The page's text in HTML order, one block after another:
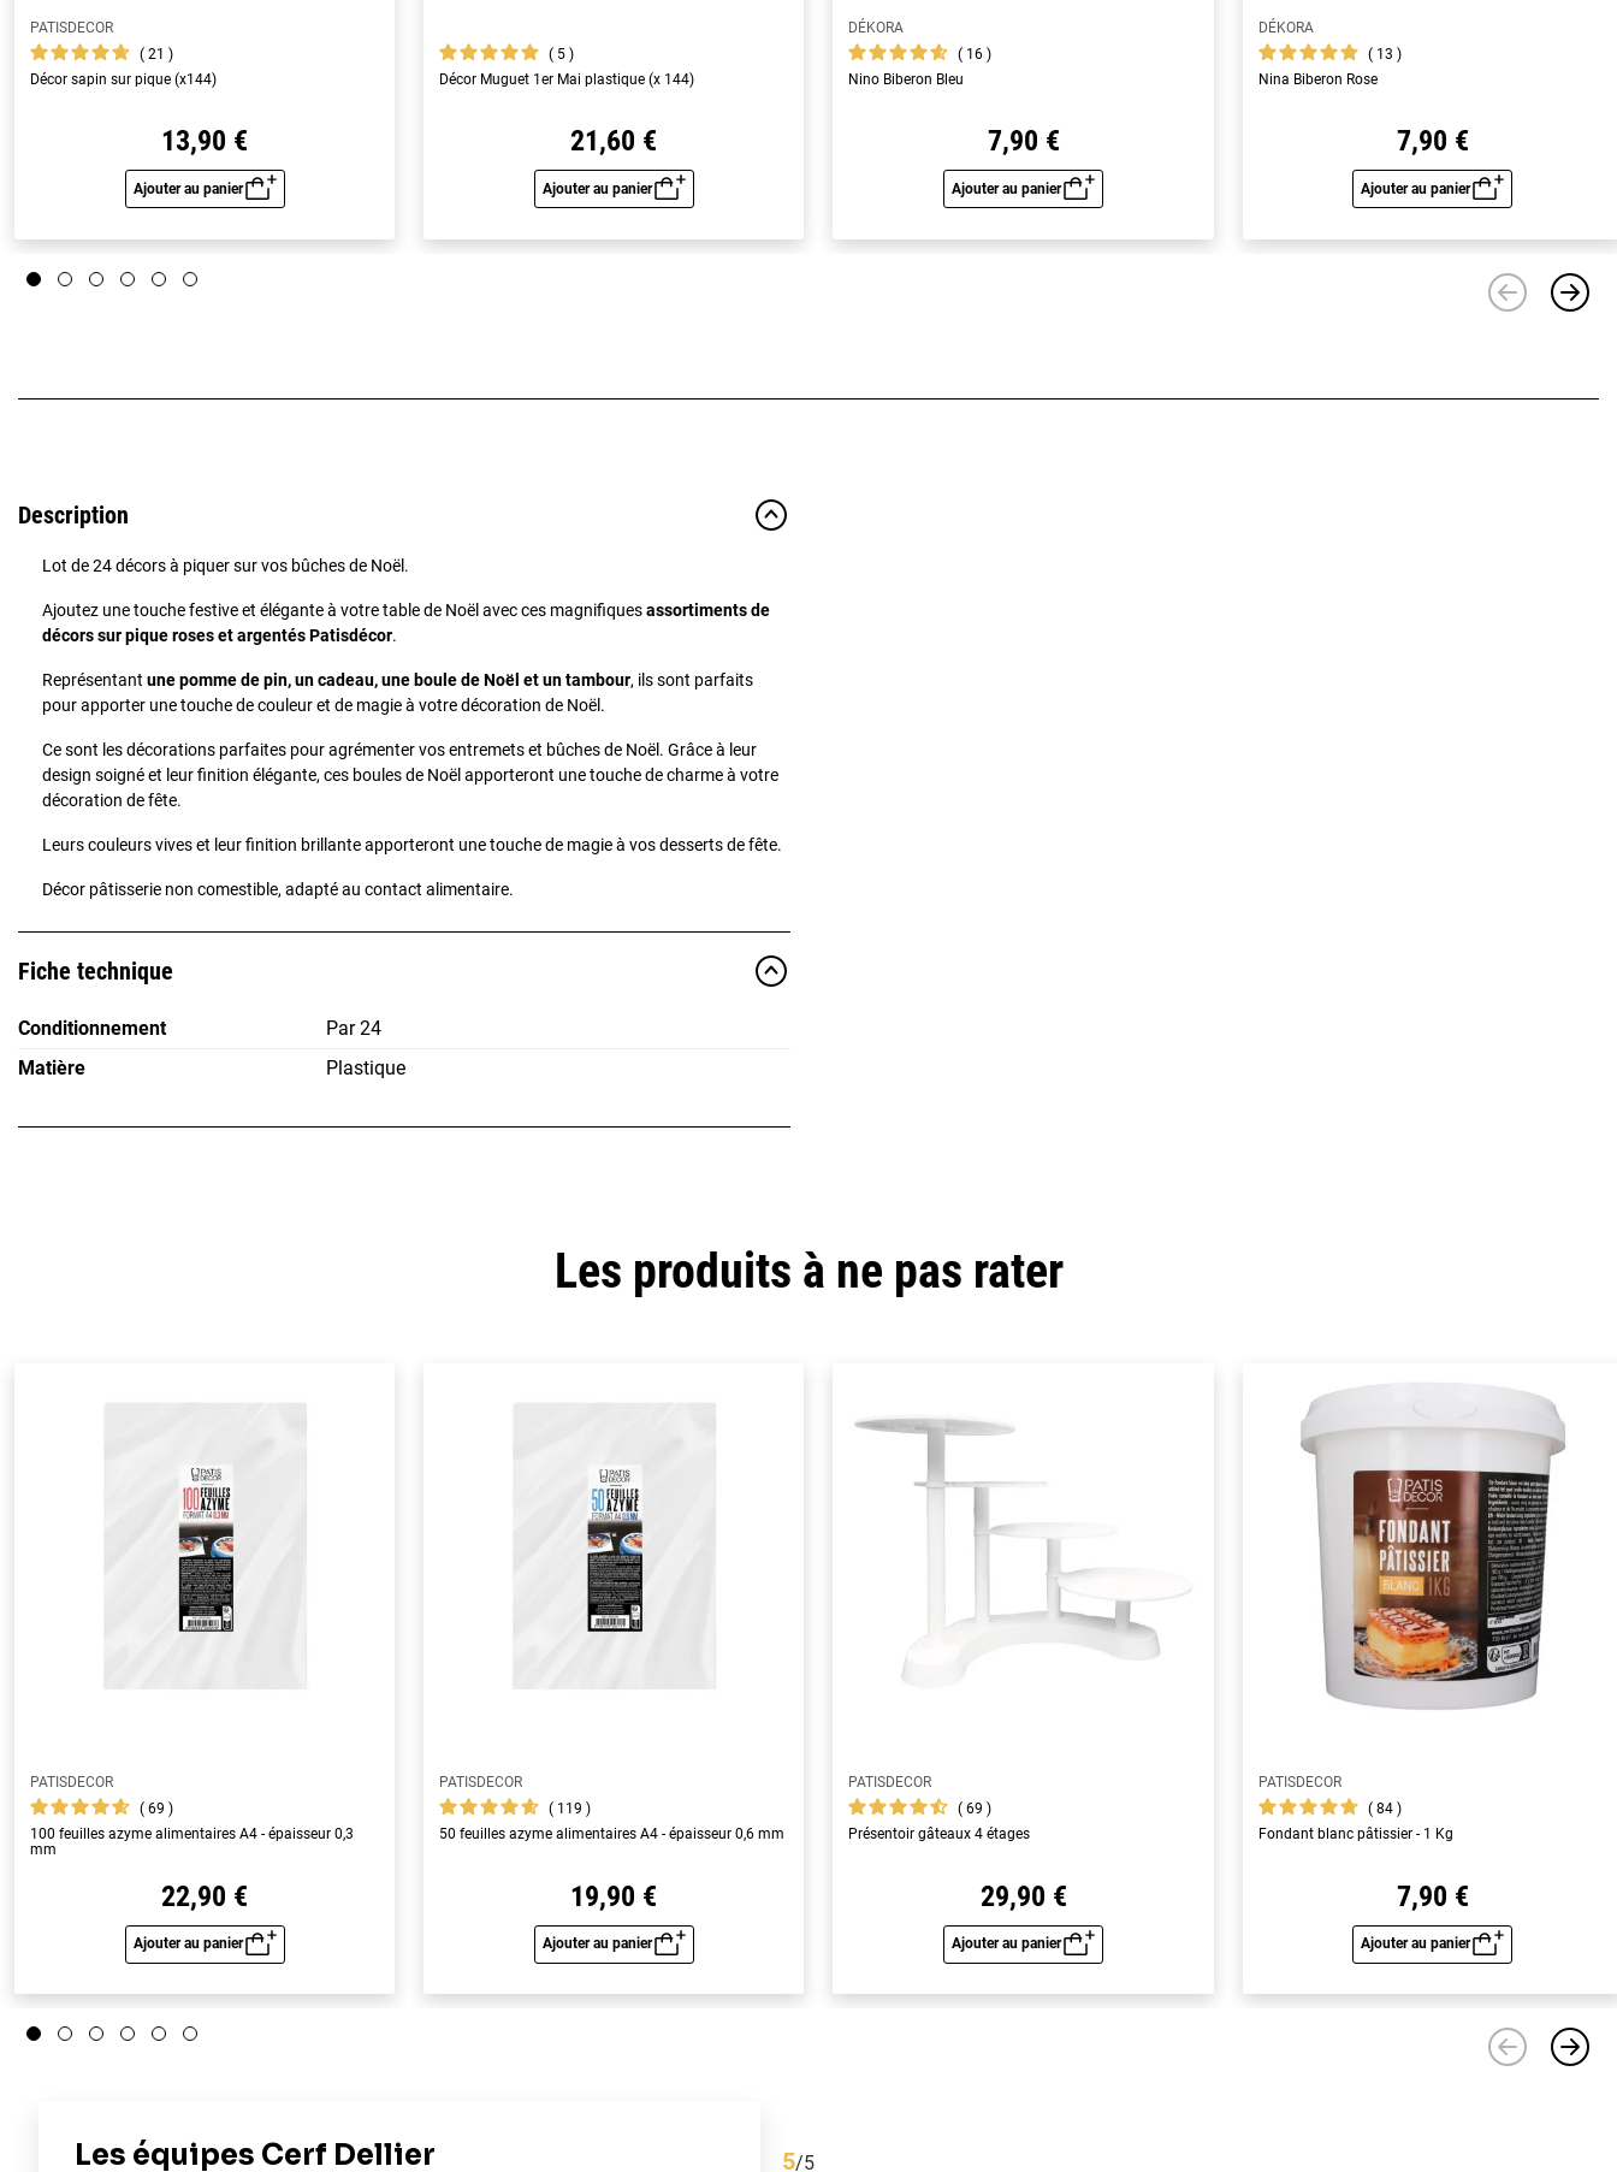
PATISDECOR
21
Décor sapin sur pique (x144)
13,90 €
Ajouter au panier
Aperçu rapide
5
Décor Muguet 1er Mai plastique (x 144)
21,60 €
Ajouter au panier
Aperçu rapide
DÉKORA
16
Nino Biberon Bleu
7,90 €
Ajouter au panier
Aperçu rapide
DÉKORA
13
Nina Biberon Rose
7,90 €
Ajouter au panier
Aperçu rapide
Description
Lot de 24 décors à piquer sur vos bûches de Noël.
Ajoutez une touche festive et élégante à votre table de Noël avec ces magnifiquesassortiments de
décors sur pique roses et argentés Patisdécor.
Représentant une pomme de pin, un cadeau, une boule de Noël et un tambour, ils sont parfaits
pour apporter une touche de couleur et de magie à votre décoration de Noël.
Ce sont les décorations parfaites pour agrémenter vos entremets et bûches de Noël. Grâce à leur
design soigné et leur finition élégante, ces boules de Noël apporteront une touche de charme à votre
décoration de fête.
Leurs couleurs vives et leur finition brillante apporteront une touche de magie à vos desserts de fête.
Décor pâtisserie non comestible, adapté au contact alimentaire.
Fiche technique
Conditionnement
Par 24
Matière
Plastique
Les produits à ne pas rater
PATISDECOR
69
100 feuilles azyme alimentaires A4 - épaisseur 0,3
mm
22,90 €
Ajouter au panier
Aperçu rapide
PATISDECOR
119
50 feuilles azyme alimentaires A4 - épaisseur 0,6 mm
19,90 €
Ajouter au panier
Aperçu rapide
PATISDECOR
69
Présentoir gâteaux 4 étages
29,90 €
Ajouter au panier
Aperçu rapide
PATISDECOR
84
Fondant blanc pâtissier - 1 Kg
7,90 €
Ajouter au panier
Aperçu rapide
5/5 5/5